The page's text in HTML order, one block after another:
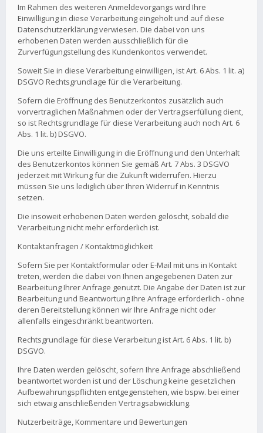
Im Rahmen des weiteren Anmeldevorgangs wird Ihre
Einwilligung in diese Verarbeitung eingeholt und auf diese
Datenschutzerklärung verwiesen. Die dabei von uns
erhobenen Daten werden ausschließlich für die
Zurverfügungstellung des Kundenkontos verwendet.
Soweit Sie in diese Verarbeitung einwilligen, ist Art. 6 Abs. 1 lit. a)
DSGVO Rechtsgrundlage für die Verarbeitung.
Sofern die Eröffnung des Benutzerkontos zusätzlich auch
vorvertraglichen Maßnahmen oder der Vertragserfüllung dient,
so ist Rechtsgrundlage für diese Verarbeitung auch noch Art. 6
Abs. 1 lit. b) DSGVO.
Die uns erteilte Einwilligung in die Eröffnung und den Unterhalt
des Benutzerkontos können Sie gemäß Art. 7 Abs. 3 DSGVO
jederzeit mit Wirkung für die Zukunft widerrufen. Hierzu
müssen Sie uns lediglich über Ihren Widerruf in Kenntnis
setzen.
Die insoweit erhobenen Daten werden gelöscht, sobald die
Verarbeitung nicht mehr erforderlich ist.
Kontaktanfragen / Kontaktmöglichkeit
Sofern Sie per Kontaktformular oder E-Mail mit uns in Kontakt
treten, werden die dabei von Ihnen angegebenen Daten zur
Bearbeitung Ihrer Anfrage genutzt. Die Angabe der Daten ist zur
Bearbeitung und Beantwortung Ihre Anfrage erforderlich - ohne
deren Bereitstellung können wir Ihre Anfrage nicht oder
allenfalls eingeschränkt beantworten.
Rechtsgrundlage für diese Verarbeitung ist Art. 6 Abs. 1 lit. b)
DSGVO.
Ihre Daten werden gelöscht, sofern Ihre Anfrage abschließend
beantwortet worden ist und der Löschung keine gesetzlichen
Aufbewahrungspflichten entgegenstehen, wie bspw. bei einer
sich etwaig anschließenden Vertragsabwicklung.
Nutzerbeiträge, Kommentare und Bewertungen